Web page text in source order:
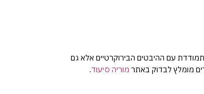
עם ההיבטים הבירוקרטיים אלא גם
מומלץ לבדוק באתר מוריה סיעוד.